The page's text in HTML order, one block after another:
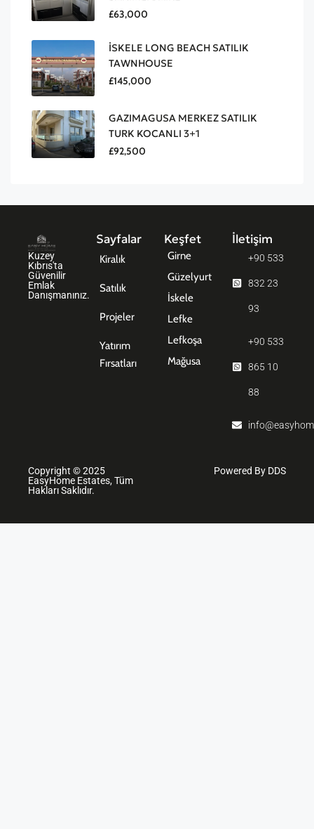
£63,000
İSKELE LONG BEACH SATILIK
TAWNHOUSE
£145,000
GAZIMAGUSA MERKEZ SATILIK
TURK KOCANLI 3+1
£92,500
Kuzey
Kıbrıs'ta
Güvenilir
Emlak
Danışmanınız.
Sayfalar
Kiralık
Satılık
Projeler
Yatırım
Fırsatları
Keşfet
Girne
Güzelyurt
İskele
Lefke
Lefkoşa
Mağusa
İletişim
+90 533
832 23
93
+90 533
865 10
88
Copyright © 2025
EasyHome Estates, Tüm
Hakları Saklıdır.
Powered By DDS